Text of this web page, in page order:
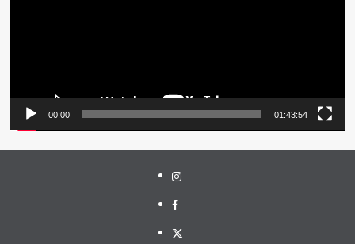
00:00 01:43:54
Instagram
Facebook
Twitter